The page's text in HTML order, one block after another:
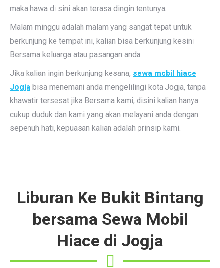
maka hawa di sini akan terasa dingin tentunya.
Malam minggu adalah malam yang sangat tepat untuk
berkunjung ke tempat ini, kalian bisa berkunjung kesini
Bersama keluarga atau pasangan anda
Jika kalian ingin berkunjung kesana, sewa mobil hiace
Jogja bisa menemani anda mengelilingi kota Jogja, tanpa
khawatir tersesat jika Bersama kami, disini kalian hanya
cukup duduk dan kami yang akan melayani anda dengan
sepenuh hati, kepuasan kalian adalah prinsip kami.
Liburan Ke Bukit Bintang
bersama Sewa Mobil
Hiace di Jogja